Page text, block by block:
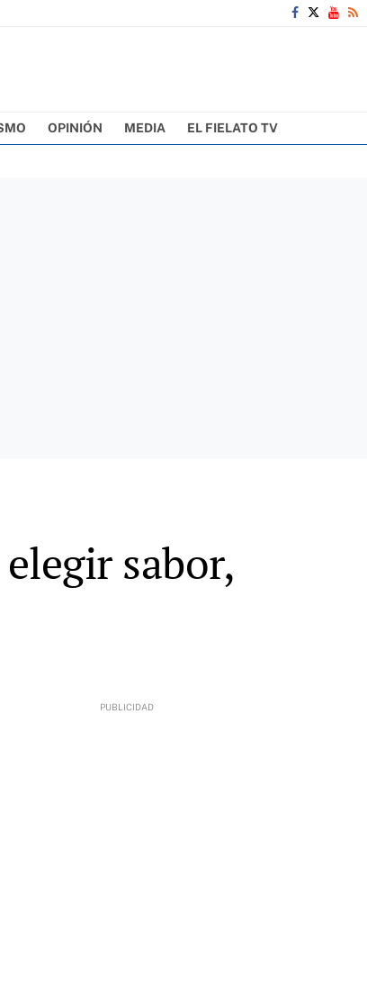
OPINIÓN MEDIA EL FIELATO TV
sabor,